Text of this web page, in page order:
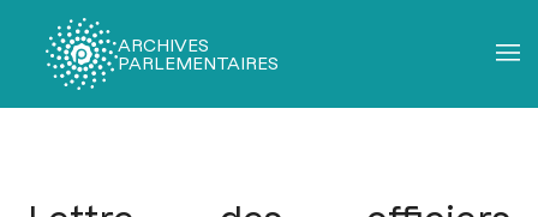
ARCHIVES
PARLEMENTAIRES